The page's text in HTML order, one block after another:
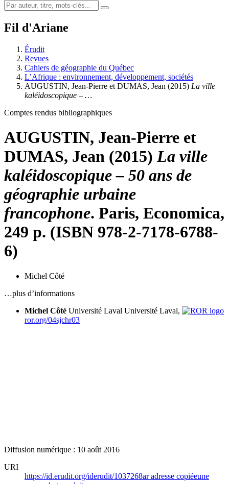
Fil d'Ariane
Érudit
Revues
Cahiers de géographie du Québec
L’Afrique : environnement, développement, sociétés
AUGUSTIN, Jean-Pierre et DUMAS, Jean (2015) La ville
kaléidoscopique – …
Comptes rendus bibliographiques
AUGUSTIN, Jean-Pierre et
DUMAS, Jean (2015) La ville
kaléidoscopique – 50 ans de
géographie urbaine
francophone. Paris, Economica,
249 p. (ISBN 978-2-7178-6788-
6)
Michel Côté
…plus d’informations
Michel Côté Université Laval Université Laval,
ror.org/04sjchr03
Diffusion numérique : 10 août 2016
URI
https://id.erudit.org/iderudit/1037268aradresse copiéeune